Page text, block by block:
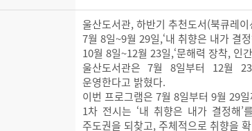
울산도서관, 하반기 추천도서(북큐레
7월 8일~9월 29일,‘내 취향은 내가 결
10월 8일~12월 23일,‘문해력 장착, 인
울산도서관은 7월 8일부터 12월
운영한다고 밝혔다.
이번 프로그램은 7월 8일부터 9월 29
1차 전시는 ‘내 취향은 내가 결정해
주도권을 되찾고, 주체적으로 취향을